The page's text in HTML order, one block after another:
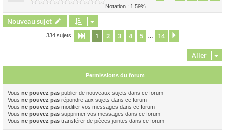
Notation : 1.59%
Nouveau sujet
334 sujets Page 1sur14
1 2 3 4 5 14
Aller
Permissions du forum
Vous ne pouvez pas publier de nouveaux sujets dans ce forum
Vous ne pouvez pas répondre aux sujets dans ce forum
Vous ne pouvez pas modifier vos messages dans ce forum
Vous ne pouvez pas supprimer vos messages dans ce forum
Vous ne pouvez pas transférer de pièces jointes dans ce forum